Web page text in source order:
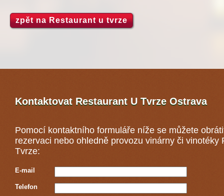
zpět na Restaurant u tvrze
Kontaktovat Restaurant U Tvrze Ostrava
Pomocí kontaktního formuláře níže se můžete
rezervaci nebo ohledně provozu vinárny či vinotéky
Tvrze:
E-mail
Telefon